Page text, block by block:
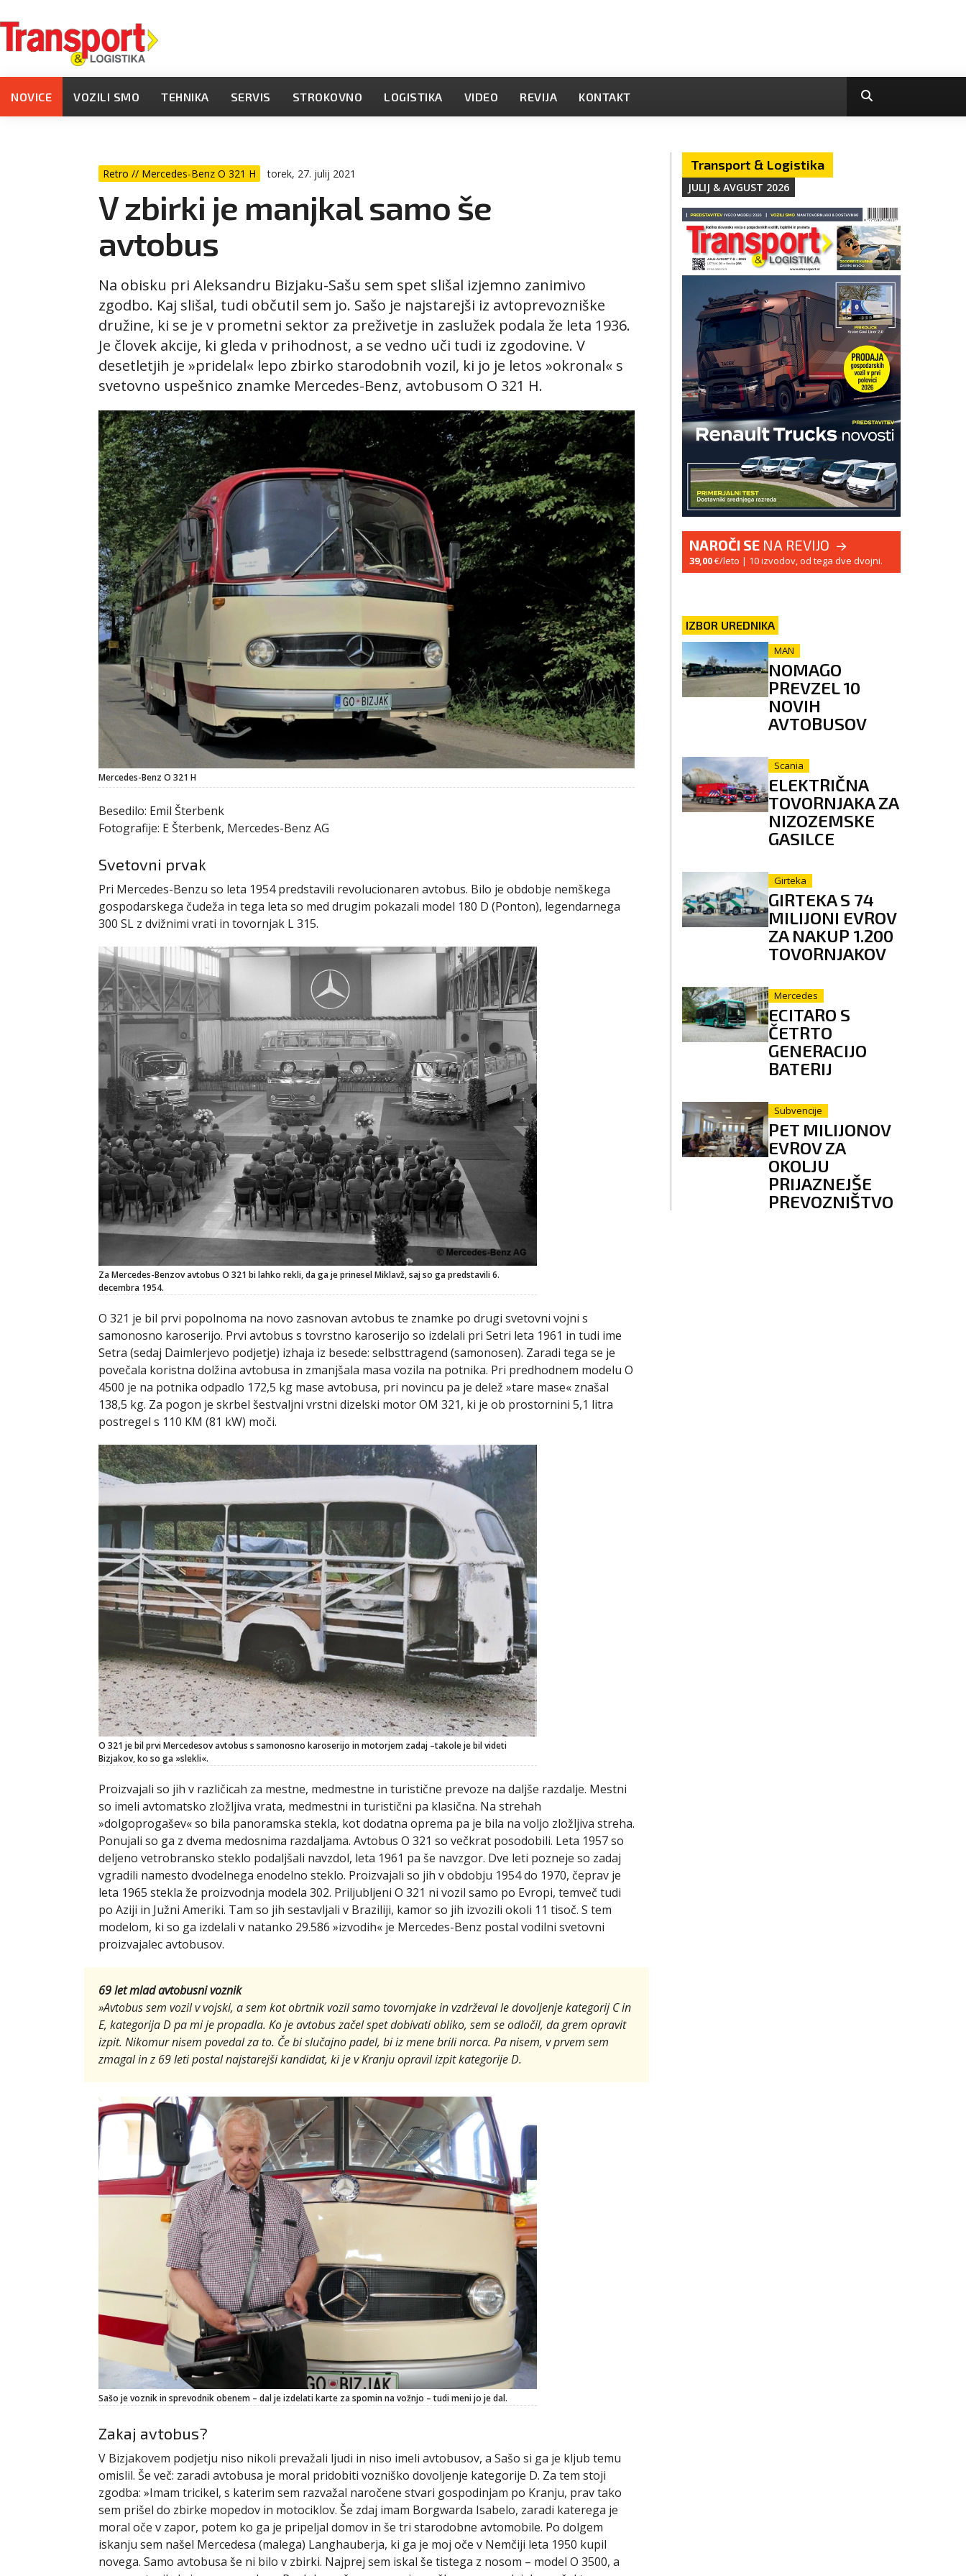
NOVICE VOZILI SMO TEHNIKA SERVIS STROKOVNO LOGISTIKA VIDEO REVIJA KONTAKT
Retro // Mercedes-Benz O 321 H torek, 27. julij 2021
V zbirki je manjkal samo še
avtobus
Na obisku pri Aleksandru Bizjaku-Sašu sem spet slišal izjemno zanimivo
zgodbo. Kaj slišal, tudi občutil sem jo. Sašo je najstarejši iz avtoprevozniške
družine, ki se je v prometni sektor za preživetje in zaslužek podala že leta 1936.
Je človek akcije, ki gleda v prihodnost, a se vedno uči tudi iz zgodovine. V
desetletjih je »pridelal« lepo zbirko starodobnih vozil, ki jo je letos »okronal« s
svetovno uspešnico znamke Mercedes-Benz, avtobusom O 321 H.
Mercedes-Benz O 321 H
Besedilo: Emil Šterbenk
Fotografije: E Šterbenk, Mercedes-Benz AG
Svetovni prvak
Pri Mercedes-Benzu so leta 1954 predstavili revolucionaren avtobus. Bilo je obdobje nemškega
gospodarskega čudeža in tega leta so med drugim pokazali model 180 D (Ponton), legendarnega
300 SL z dvižnimi vrati in tovornjak L 315.
Za Mercedes-Benzov avtobus O 321 bi lahko rekli, da ga je prinesel Miklavž, saj so ga predstavili 6.
decembra 1954.
O 321 je bil prvi popolnoma na novo zasnovan avtobus te znamke po drugi svetovni vojni s
samonosno karoserijo. Prvi avtobus s tovrstno karoserijo so izdelali pri Setri leta 1961 in tudi ime
Setra (sedaj Daimlerjevo podjetje) izhaja iz besede: selbsttragend (samonosen). Zaradi tega se je
povečala koristna dolžina avtobusa in zmanjšala masa vozila na potnika. Pri predhodnem modelu O
4500 je na potnika odpadlo 172,5 kg mase avtobusa, pri novincu pa je delež »tare mase« znašal
138,5 kg. Za pogon je skrbel šestvaljni vrstni dizelski motor OM 321, ki je ob prostornini 5,1 litra
postregel s 110 KM (81 kW) moči.
O 321 je bil prvi Mercedesov avtobus s samonosno karoserijo in motorjem zadaj –takole je bil videti
Bizjakov, ko so ga »slekli«.
Proizvajali so jih v različicah za mestne, medmestne in turistične prevoze na daljše razdalje. Mestni
so imeli avtomatsko zložljiva vrata, medmestni in turistični pa klasična. Na strehah
»dolgoprogašev« so bila panoramska stekla, kot dodatna oprema pa je bila na voljo zložljiva streha.
Ponujali so ga z dvema medosnima razdaljama. Avtobus O 321 so večkrat posodobili. Leta 1957 so
deljeno vetrobransko steklo podaljšali navzdol, leta 1961 pa še navzgor. Dve leti pozneje so zadaj
vgradili namesto dvodelnega enodelno steklo. Proizvajali so jih v obdobju 1954 do 1970, čeprav je
leta 1965 stekla že proizvodnja modela 302. Priljubljeni O 321 ni vozil samo po Evropi, temveč tudi
po Aziji in Južni Ameriki. Tam so jih sestavljali v Braziliji, kamor so jih izvozili okoli 11 tisoč. S tem
modelom, ki so ga izdelali v natanko 29.586 »izvodih« je Mercedes-Benz postal vodilni svetovni
proizvajalec avtobusov.
69 let mlad avtobusni voznik
»Avtobus sem vozil v vojski, a sem kot obrtnik vozil samo tovornjake in vzdrževal le dovoljenje kategorij C in
E, kategorija D pa mi je propadla. Ko je avtobus začel spet dobivati obliko, sem se odločil, da grem opravit
izpit. Nikomur nisem povedal za to. Če bi slučajno padel, bi iz mene brili norca. Pa nisem, v prvem sem
zmagal in z 69 leti postal najstarejši kandidat, ki je v Kranju opravil izpit kategorije D.
Sašo je voznik in sprevodnik obenem – dal je izdelati karte za spomin na vožnjo – tudi meni jo je dal.
Zakaj avtobus?
V Bizjakovem podjetju niso nikoli prevažali ljudi in niso imeli avtobusov, a Sašo si ga je kljub temu
omislil. Še več: zaradi avtobusa je moral pridobiti vozniško dovoljenje kategorije D. Za tem stoji
zgodba: »Imam tricikel, s katerim sem razvažal naročene stvari gospodinjam po Kranju, prav tako
sem prišel do zbirke mopedov in motociklov. Še zdaj imam Borgwarda Isabelo, zaradi katerega je
moral oče v zapor, potem ko ga je pripeljal domov in še tri starodobne avtomobile. Po dolgem
iskanju sem našel Mercedesa (malega) Langhauberja, ki ga je moj oče v Nemčiji leta 1950 kupil
novega. Samo avtobusa še ni bilo v zbirki. Najprej sem iskal še tistega z nosom – model O 3500, a
Transport & Logistika
JULIJ & AVGUST 2026
NAROČI SE NA REVIJO
39,00€/leto | 10 izvodov, od tega dve dvojni.
IZBOR UREDNIKA
MAN
NOMAGO
PREVZEL 10
NOVIH
AVTOBUSOV
Scania
ELEKTRIČNA
TOVORNJAKA ZA
NIZOZEMSKE
GASILCE
Girteka
GIRTEKA S 74
MILIJONI EVROV
ZA NAKUP 1.200
TOVORNJAKOV
Mercedes
ECITARO S
ČETRTO
GENERACIJO
BATERIJ
Subvencije
PET MILIJONOV
EVROV ZA
OKOLJU
PRIJAZNEJŠE
PREVOZNIŠTVO